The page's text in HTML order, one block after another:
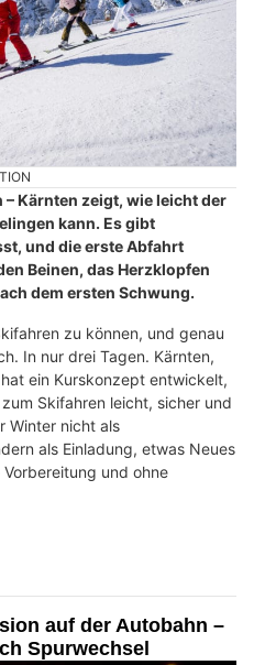
Kärnten zeigt, wie leicht der
kann. Es gibt
und die erste Abfahrt
Beinen, das Herzklopfen
dem ersten Schwung.
zu können, und genau
In nur drei Tagen. Kärnten,
ein Kurskonzept entwickelt,
Skifahren leicht, sicher und
Winter nicht als
als Einladung, etwas Neues
und ohne
auf der Autobahn –
Spurwechsel